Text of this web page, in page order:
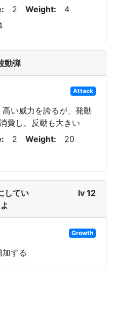
2 Weight
4
動弾
Attack
い威力を誇るが、発動
費し、反動も大きい
2 Weight
20
してい
lv 12
Growth
する